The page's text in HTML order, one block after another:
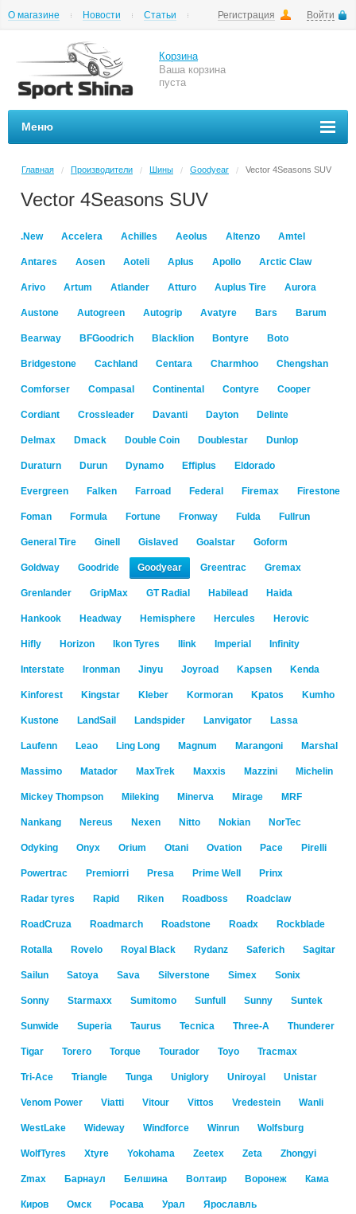
Регистрация Войти
О магазине Новости
Статьи
Корзина
Ваша корзина
пуста
Меню
Главная / Производители / Шины / Goodyear / Vector 4Seasons SUV
Vector 4Seasons SUV
.New Accelera Achilles Aeolus Altenzo Amtel
Antares Aosen Aoteli Aplus Apollo Arctic Claw
Arivo Artum Atlander Atturo Auplus Tire Aurora
Austone Autogreen Autogrip Avatyre Bars Barum
Bearway BFGoodrich Blacklion Bontyre Boto
Bridgestone Cachland Centara Charmhoo Chengshan
Comforser Compasal Continental Contyre Cooper
Cordiant Crossleader Davanti Dayton Delinte
Delmax Dmack Double Coin Doublestar Dunlop
Duraturn Durun Dynamo Effiplus Eldorado
Evergreen Falken Farroad Federal Firemax Firestone
Foman Formula Fortune Fronway Fulda Fullrun
General Tire Ginell Gislaved Goalstar Goform
Goldway Goodride Goodyear Greentrac Gremax
Grenlander GripMax GT Radial Habilead Haida
Hankook Headway Hemisphere Hercules Herovic
Hifly Horizon Ikon Tyres Ilink Imperial Infinity
Interstate Ironman Jinyu Joyroad Kapsen Kenda
Kinforest Kingstar Kleber Kormoran Kpatos Kumho
Kustone LandSail Landspider Lanvigator Lassa
Laufenn Leao Ling Long Magnum Marangoni Marshal
Massimo Matador MaxTrek Maxxis Mazzini Michelin
Mickey Thompson Mileking Minerva Mirage MRF
Nankang Nereus Nexen Nitto Nokian NorTec
Odyking Onyx Orium Otani Ovation Pace Pirelli
Powertrac Premiorri Presa Prime Well Prinx
Radar tyres Rapid Riken Roadboss Roadclaw
RoadCruza Roadmarch Roadstone Roadx Rockblade
Rotalla Rovelo Royal Black Rydanz Saferich Sagitar
Sailun Satoya Sava Silverstone Simex Sonix
Sonny Starmaxx Sumitomo Sunfull Sunny Suntek
Sunwide Superia Taurus Tecnica Three-A Thunderer
Tigar Torero Torque Tourador Toyo Tracmax
Tri-Ace Triangle Tunga Uniglory Uniroyal Unistar
Venom Power Viatti Vitour Vittos Vredestein Wanli
WestLake Wideway Windforce Winrun Wolfsburg
WolfTyres Xtyre Yokohama Zeetex Zeta Zhongyi
Zmax Барнаул Белшина Волтаир Воронеж Кама
Киров Омск Росава Урал Ярославль